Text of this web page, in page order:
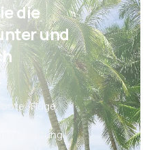
die
und
Flüge,